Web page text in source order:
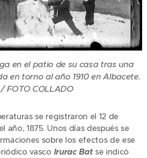
en el patio de su casa tras una
en torno al año 1910 en Albacete.
/ FOTO COLLADO
se registraron el 12 de
año, 1875. Unos días después se
sobre los efectos de ese
vasco Irurac Batse indicó